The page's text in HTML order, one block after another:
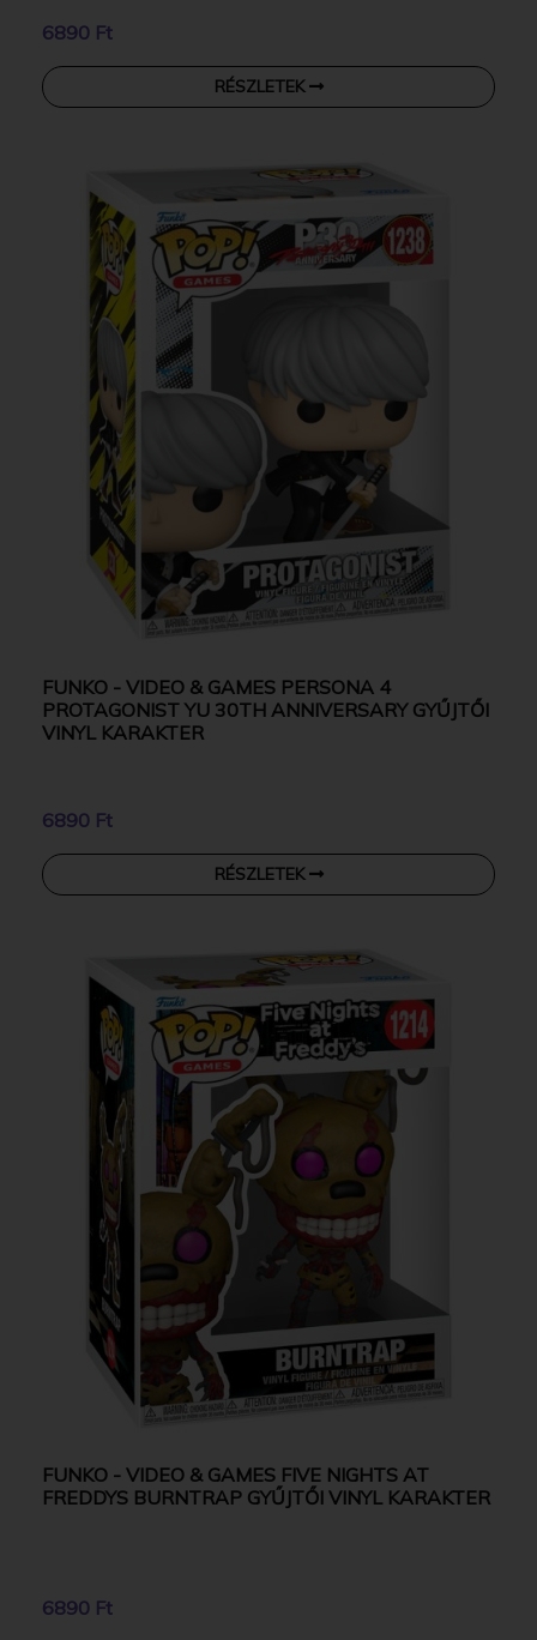
6890 Ft
RÉSZLETEK
FUNKO - VIDEO & GAMES PERSONA 4
PROTAGONIST YU 30TH ANNIVERSARY GYŰJTŐI
VINYL KARAKTER
6890 Ft
RÉSZLETEK
FUNKO - VIDEO & GAMES FIVE NIGHTS AT
FREDDYS BURNTRAP GYŰJTŐI VINYL KARAKTER
6890 Ft